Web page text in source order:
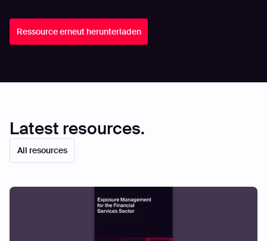
Ressource erneut herunterladen
Latest resources.
All resources